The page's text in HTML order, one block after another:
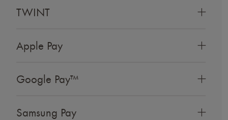
TWINT
Apple Pay
Google Pay™
Samsung Pay